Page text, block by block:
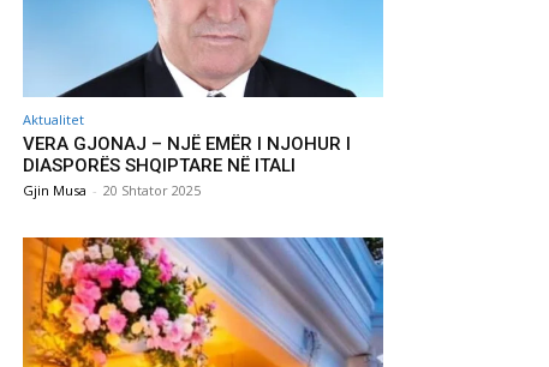
Aktualitet
VERA GJONAJ – NJË EMËR I NJOHUR I
DIASPORËS SHQIPTARE NË ITALI
Gjin Musa - 20 Shtator 2025